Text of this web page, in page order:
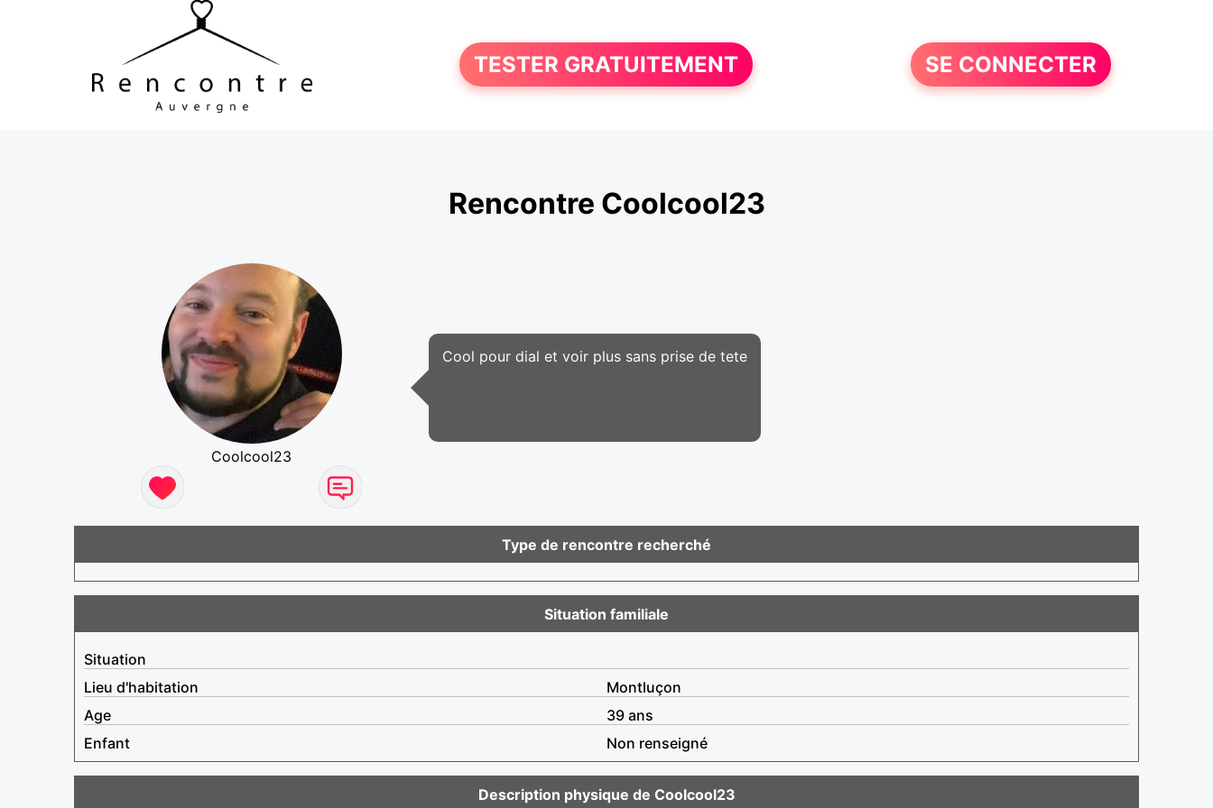
TESTER GRATUITEMENT SE CONNECTER
Rencontre Coolcool23
Coolcool23
Cool pour dial et voir plus sans prise de tete
Type de rencontre recherché
Situation familiale
Situation
Lieu d'habitation
Montluçon
Age
39 ans
Enfant
Non renseigné
Description physique de Coolcool23